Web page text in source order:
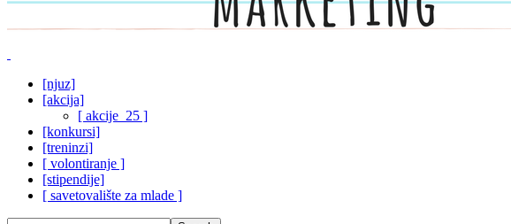
[njuz]
[akcija]
[ akcije_25 ]
[konkursi]
[treninzi]
[ volontiranje ]
[stipendije]
[ savetovalište za mlade ]